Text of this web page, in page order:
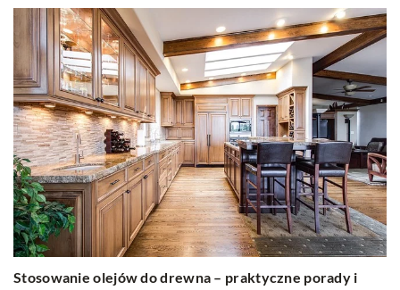
Stosowanie olejów do drewna – praktyczne porady i